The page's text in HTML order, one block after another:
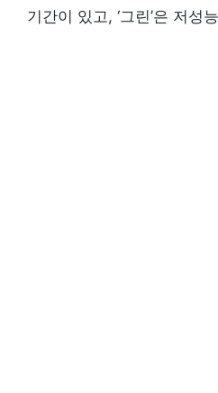
기간이 있고, ‘그린’은 저성